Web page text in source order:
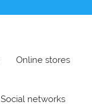
Online stores
Social networks